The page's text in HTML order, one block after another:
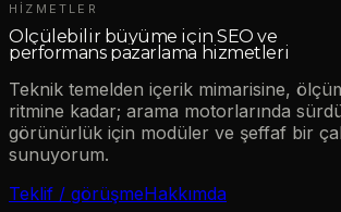
HIZMETLER
Ölçülebilir büyüme için SEO ve
performans pazarlama hizmetleri
Teknik temelden içerik mimarisine,
ritmine kadar; arama motorlarında
görünürlük için modüler ve şeffaf bir
sunuyorum.
Teklif / görüşmeHakkımda